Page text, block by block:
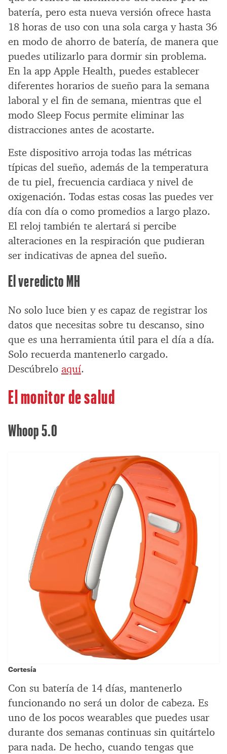
batería, pero esta nueva versión ofrece hasta
18 horas de uso con una sola carga y hasta 36
en modo de ahorro de batería, de manera que
puedes utilizarlo para dormir sin problema.
En la app Apple Health, puedes establecer
diferentes horarios de sueño para la semana
laboral y el fin de semana, mientras que el
modo Sleep Focus permite eliminar las
distracciones antes de acostarte.
Este dispositivo arroja todas las métricas
típicas del sueño, además de la temperatura
de tu piel, frecuencia cardiaca y nivel de
oxigenación. Todas estas cosas las puedes ver
día con día o como promedios a largo plazo.
El reloj también te alertará si percibe
alteraciones en la respiración que pudieran
ser indicativas de apnea del sueño.
El veredicto MH
No solo luce bien y es capaz de registrar los
datos que necesitas sobre tu descanso, sino
que es una herramienta útil para el día a día.
Solo recuerda mantenerlo cargado.
Descúbrelo aquí.
El monitor de salud
Whoop 5.0
Cortesía
Con su batería de 14 días, mantenerlo
funcionando no será un dolor de cabeza. Es
uno de los pocos wearables que puedes usar
durante dos semanas continuas sin quitártelo
para nada. De hecho, cuando tengas que